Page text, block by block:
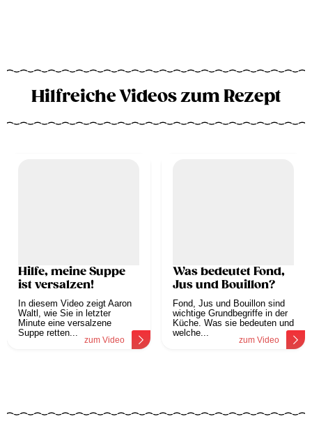
Hilfreiche Videos zum Rezept
Hilfe, meine Suppe
ist versalzen!
In diesem Video zeigt Aaron
Waltl, wie Sie in letzter
Minute eine versalzene
Suppe retten...
zum Video
Was bedeutet Fond,
Jus und Bouillon?
Fond, Jus und Bouillon sind
wichtige Grundbegriffe in der
Küche. Was sie bedeuten und
welche...
zum Video